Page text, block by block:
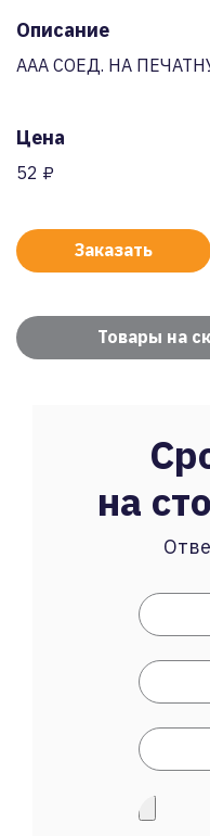
Описание
AAA СОЕД. НА
Цена
52 ₽
Заказать
Товары на
на